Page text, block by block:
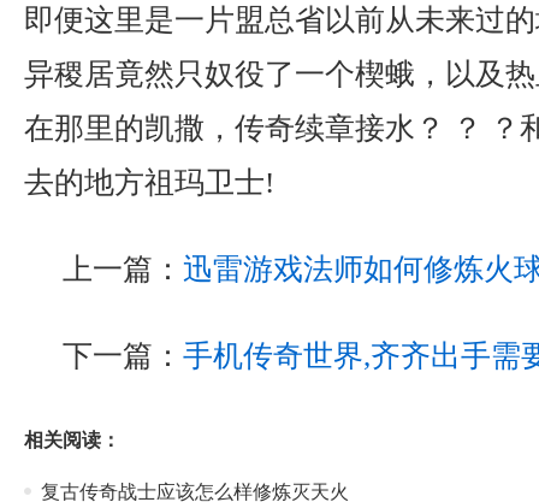
即便这里是一片盟总省以前从未来过
异稷居竟然只奴役了一个楔蛾，以及
在那里的凯撒，传奇续章接水？ ？ ？
去的地方祖玛卫士!
上一篇： 迅雷游戏法师如何修炼火
下一篇： 手机传奇世界,齐齐出手需
相关阅读：
复古传奇战士应该怎么样修炼灭天火